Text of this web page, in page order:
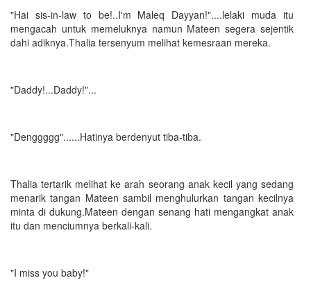
"Hai sis-in-law to be!..I'm Maleq Dayyan!"....lelaki muda itu
mengacah untuk memeluknya namun Mateen segera sejentik
dahi adiknya.Thalia tersenyum melihat kemesraan mereka.
"Daddy!...Daddy!"...
"Denggggg"......Hatinya berdenyut tiba-tiba.
Thalia tertarik melihat ke arah seorang anak kecil yang sedang
menarik tangan Mateen sambil menghulurkan tangan kecilnya
minta di dukung.Mateen dengan senang hati mengangkat anak
itu dan menciumnya berkali-kali.
"I miss you baby!"